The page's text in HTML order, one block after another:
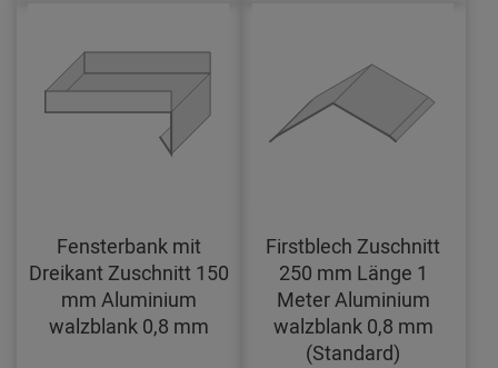
Fensterbank mit
Dreikant Zuschnitt 150
mm Aluminium
walzblank 0,8 mm
Firstblech Zuschnitt
250 mm Länge 1
Meter Aluminium
walzblank 0,8 mm
(Standard)